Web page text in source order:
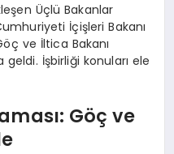
Üçlü Bakanlar
İçişleri Bakanı
ve İltica Bakanı
İşbirliği konuları ele
Göç ve